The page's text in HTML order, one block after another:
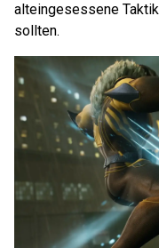
alteingesessene
sollten.